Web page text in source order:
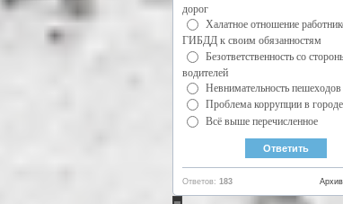
дорог
Халатное отношение
ГИБДД к своим обязанностям
Безответственность со
водителей
Невнимательность пешеходов
Проблема коррупции в
Всё выше перечисленное
Ответов: 183 Архив